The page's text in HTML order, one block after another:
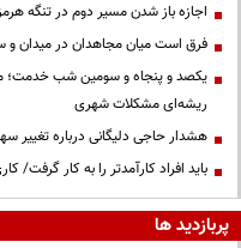
اجازه باز شدن مسیر دوم در تنگه
فرق است میان مجاهدان در میدان و
یکصد و پنجاه و سومین شب خدمت؛
ریشه‌ای مشکلات شهری
هشدار حاجی دلیگانی درباره تغییر
باید افراد کارآمدتر را به کار
پربازدید ها